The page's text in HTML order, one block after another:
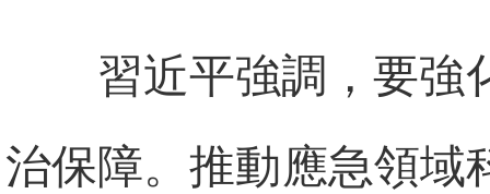
習近平強調，要強
治保障。推動應急領域